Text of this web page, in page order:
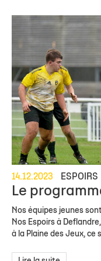
14.12.2023 ESPOIRS
Le
Nos équipes jeunes
Nos Espoirs à
à la Plaine des Jeux, ce